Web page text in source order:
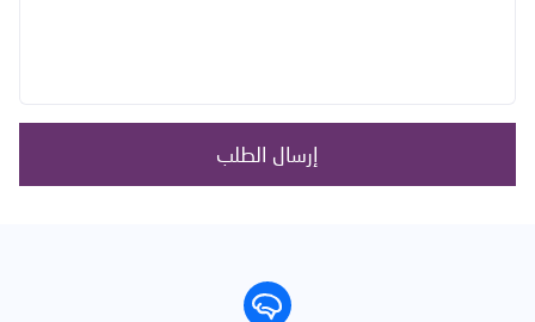
إرسال الطلب